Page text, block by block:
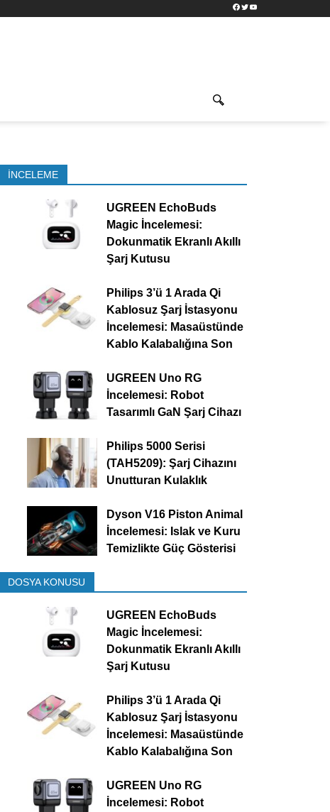
Facebook
TwitterYouTube
İNCELEME
UGREEN EchoBuds
Magic İncelemesi:
Dokunmatik Ekranlı Akıllı
Şarj Kutusu
Philips 3’ü 1 Arada Qi
Kablosuz Şarj İstasyonu
İncelemesi: Masaüstünde
Kablo Kalabalığına Son
UGREEN Uno RG
İncelemesi: Robot
Tasarımlı GaN Şarj Cihazı
Philips 5000 Serisi
(TAH5209): Şarj Cihazını
Unutturan Kulaklık
Dyson V16 Piston Animal
İncelemesi: Islak ve Kuru
Temizlikte Güç Gösterisi
DOSYA KONUSU
UGREEN EchoBuds
Magic İncelemesi:
Dokunmatik Ekranlı Akıllı
Şarj Kutusu
Philips 3’ü 1 Arada Qi
Kablosuz Şarj İstasyonu
İncelemesi: Masaüstünde
Kablo Kalabalığına Son
UGREEN Uno RG
İncelemesi: Robot